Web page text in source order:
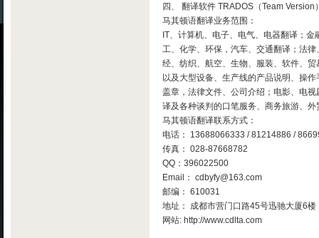
四、 翻译软件 TRADOS（Team
马其顿语翻译业务范围：
IT、计算机、电子、电气、电器翻译；
工、化学、环保，汽车、交通翻译；法
经、纺织、航空、生物、服装、软件、
以及大型设备、生产线的产品说明、操
盖章，法律文件、公司介绍；电影、电
译及各种谈判的口笔服务、商务旅游、
马其顿语翻译联系方式：
电话： 13688066333 / 81214886 /
传真： 028-87668782
QQ：396022500
Email： cdbyfy@163.com
邮编： 610031
地址： 成都市营门口路45号迅驰大厦6楼
网站: http://www.cdlta.com